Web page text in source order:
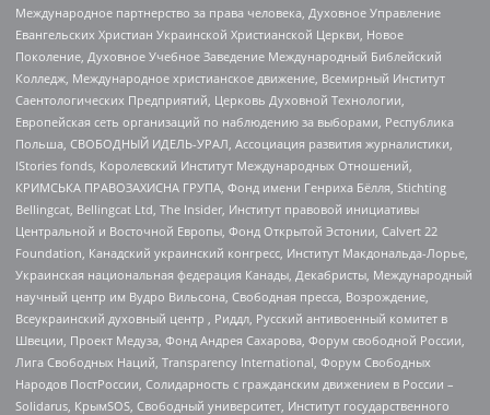
Международное партнерство за права человека, Духовное Управление
Евангельских Христиан Украинской Христианской Церкви, Новое
Поколение, Духовное Учебное Заведение Международный Библейский
Колледж, Международное христианское движение, Всемирный Институт
Саентологических Предприятий, Церковь Духовной Технологии,
Европейская сеть организаций по наблюдению за выборами, Республика
Польша, СВОБОДНЫЙ ИДЕЛЬ-УРАЛ, Ассоциация развития журналистики,
IStories fonds, Королевский Институт Международных Отношений,
КРИМСЬКА ПРАВОЗАХИСНА ГРУПА, Фонд имени Генриха Бёлля, Stichting
Bellingcat, Bellingcat Ltd, The Insider, Институт правовой инициативы
Центральной и Восточной Европы, Фонд Открытой Эстонии, Calvert 22
Foundation, Канадский украинский конгресс, Институт Макдональда-Лорье,
Украинская национальная федерация Канады, Декабристы, Международный
научный центр им Вудро Вильсона, Свободная пресса, Возрождение,
Всеукраинский духовный центр , Риддл, Русский антивоенный комитет в
Швеции, Проект Медуза, Фонд Андрея Сахарова, Форум свободной России,
Лига Свободных Наций, Transparеncy International, Форум Свободных
Народов ПостРоссии, Солидарность с гражданским движением в России –
Solidarus, КрымSOS, Свободный университет, Институт государственного